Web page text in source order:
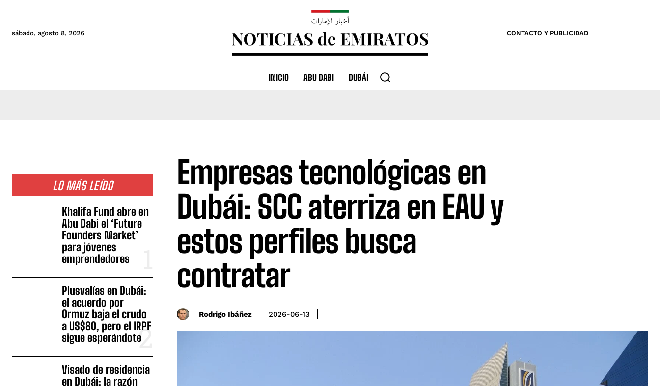
sábado, agosto 8, 2026 CONTACTO Y PUBLICIDAD
INICIO ABU DABI DUBÁI
LO MÁS LEÍDO
Khalifa Fund abre en
Abu Dabi el ‘Future
Founders Market’
para jóvenes
emprendedores
Plusvalías en Dubái:
el acuerdo por
Ormuz baja el crudo
a US$80, pero el IRPF
sigue esperándote
Visado de residencia
en Dubái: la razón
Empresas tecnológicas en
Dubái: SCC aterriza en EAU y
estos perfiles busca
contratar
Rodrigo Ibáñez 2026-06-13